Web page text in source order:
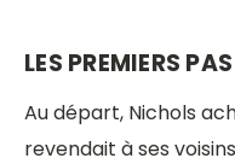
LES PREMIERS PAS
Au départ, Nichols
revendait à ses